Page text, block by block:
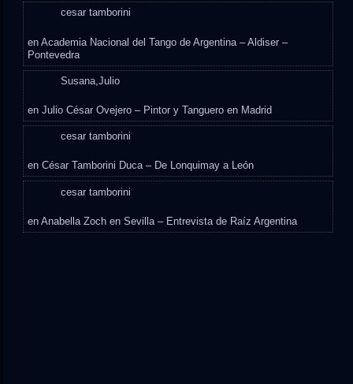
cesar tamborini
enAcademia Nacional del Tango de Argentina – Aldiser –
Pontevedra
Susana,Julio
enJulio César Ovejero – Pintor y Tanguero en Madrid
cesar tamborini
enCésar Tamborini Duca – De Lonquimay a León
cesar tamborini
enAnabella Zoch en Sevilla – Entrevista de Raíz Argentina